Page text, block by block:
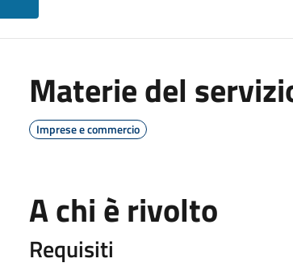
Materie del
Imprese e commercio
A chi è rivolto
Requisiti